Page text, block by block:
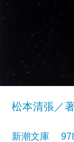
松本清張／
新潮文庫